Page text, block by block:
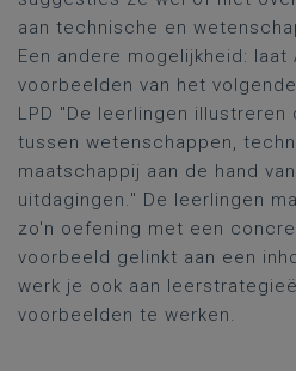
aan technische en
Een andere mogelijkheid: laat
voorbeelden van het
LPD "De leerlingen illustreren
tussen wetenschappen,
maatschappij aan de hand
uitdagingen." De leerlingen
zo'n oefening met een
voorbeeld gelinkt aan een
werk je ook aan
voorbeelden te werken.